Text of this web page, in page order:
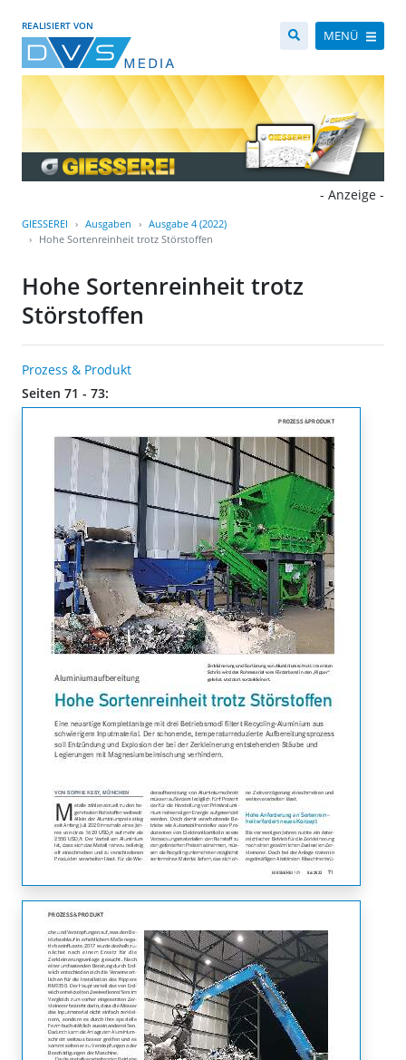
REALISIERT VON
MENÜ
- Anzeige -
GIESSEREI Ausgaben
Ausgabe 4 (2022)
Hohe Sortenreinheit trotz Störstoffen
Hohe Sortenreinheit trotz
Störstoffen
Prozess & Produkt
Seiten 71 - 73: